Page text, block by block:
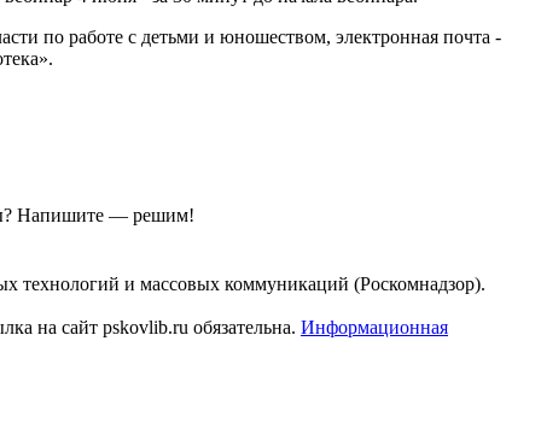
по работе с детьми и юношеством, электронная почта -
Напишите — решим!
технологий и массовых коммуникаций (Роскомнадзор).
на сайт pskovlib.ru обязательна. Информационная